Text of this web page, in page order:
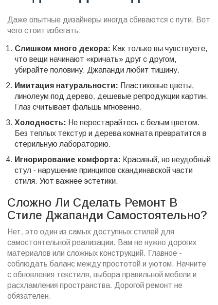
Даже опытные дизайнеры иногда сбиваются с пути. Вот
чего стоит избегать:
Слишком много декора: Как только вы чувствуете,
что вещи начинают «кричать» друг с другом,
убирайте половину. Джапанди любит тишину.
Имитация натуральности: Пластиковые цветы,
линолеум под дерево, дешевые репродукции картин.
Глаз считывает фальшь мгновенно.
Холодность: Не перестарайтесь с белым цветом.
Без теплых текстур и дерева комната превратится в
стерильную лабораторию.
Игнорирование комфорта: Красивый, но неудобный
стул - нарушение принципов скандинавской части
стиля. Уют важнее эстетики.
Сложно Ли Сделать Ремонт В
Стиле Джапанди Самостоятельно?
Нет, это один из самых доступных стилей для
самостоятельной реализации. Вам не нужно дорогих
материалов или сложных конструкций. Главное -
соблюдать баланс между простотой и уютом. Начните
с обновления текстиля, выбора правильной мебели и
расхламления пространства. Дорогой ремонт не
обязателен.